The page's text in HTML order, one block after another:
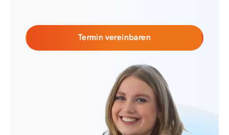
Termin vereinbaren